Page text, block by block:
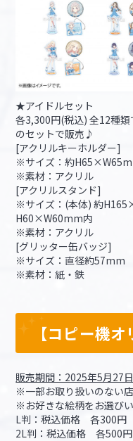
★アイドルセット
各3,300円(税込) 全12種
のセットで販売♪
[アクリルキーホルダー]
※サイズ：約
※素材：アクリル
[アクリルスタンド]
※サイズ：(本体) 約
H60×W60mm内
※素材：アクリル
[グリッター缶バッジ]
※サイズ：直径約57mm
※素材：紙・鉄
【コピー機
販売期間：2025年5月27
※一部お取り扱いのない店
※お好きな絵柄をお選びい
L判：税込価格 各300円
2L判：税込価格 各500円